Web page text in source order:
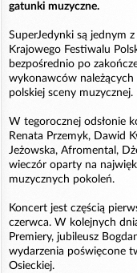
gatunki muzyczne.
SuperJedynki są jednym
Krajowego Festiwalu
bezpośrednio po
wykonawców
polskiej sceny muzycznej.
W tegorocznej odsłonie
Renata Przemyk, Dawid
Jeżowska, Afromental,
wieczór oparty na
muzycznych pokoleń.
Koncert jest częścią
czerwca. W kolejnych
Premiery, jubileusz
wydarzenia poświęcone
Osieckiej.